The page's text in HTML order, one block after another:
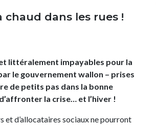
chaud dans les rues !
littéralement impayables pour la
le gouvernement wallon – prises
de petits pas dans la bonne
la crise… et l’hiver !
et d’allocataires sociaux ne pourront